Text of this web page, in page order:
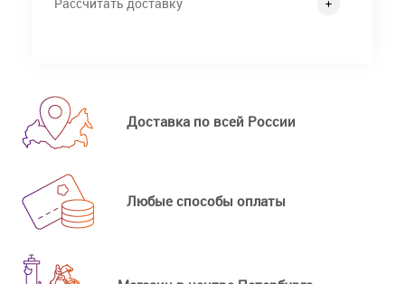
Доставка по всей России
Любые способы оплаты